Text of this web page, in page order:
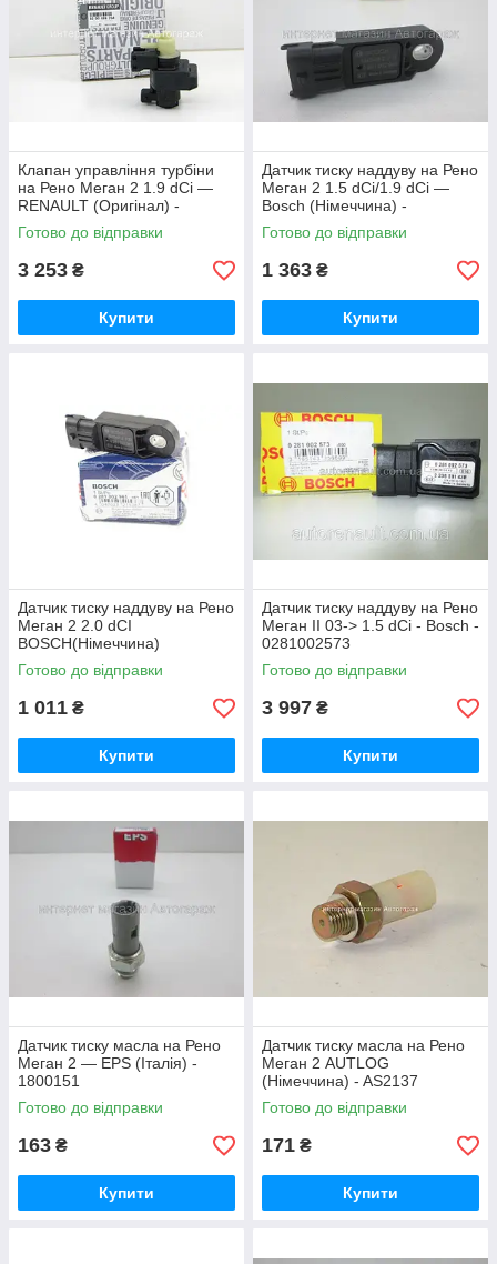
Клапан управління турбіни
на Рено Меган 2 1.9 dCi —
RENAULT (Оригінал) -
8200486264
Готово до відправки
3 253 ₴
Купити
Датчик тиску наддуву на Рено
Меган 2 1.5 dCi/1.9 dCi —
Bosch (Німеччина) -
0281002996
Готово до відправки
1 363 ₴
Купити
Датчик тиску наддуву на Рено
Меган 2 2.0 dCI
BOSCH(Німеччина)
0281002961
Готово до відправки
1 011 ₴
Купити
Датчик тиску наддуву на Рено
Меган II 03-> 1.5 dCi - Bosch -
0281002573
Готово до відправки
3 997 ₴
Купити
Датчик тиску масла на Рено
Меган 2 — EPS (Італія) -
1800151
Готово до відправки
163 ₴
Купити
Датчик тиску масла на Рено
Меган 2 AUTLOG
(Німеччина) - AS2137
Готово до відправки
171 ₴
Купити